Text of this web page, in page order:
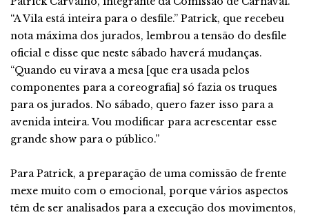
“A Vila está inteira para o desfile.” Patrick, que recebeu
nota máxima dos jurados, lembrou a tensão do desfile
oficial e disse que neste sábado haverá mudanças.
“Quando eu virava a mesa [que era usada pelos
componentes para a coreografia] só fazia os truques
para os jurados. No sábado, quero fazer isso para a
avenida inteira. Vou modificar para acrescentar esse
grande show para o público.”
Para Patrick, a preparação de uma comissão de frente
mexe muito com o emocional, porque vários aspectos
têm de ser analisados para a execução dos movimentos,